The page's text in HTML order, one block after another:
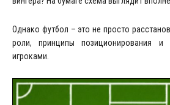
Однако футбол – это не просто
роли, принципы позиционирования и
игроками.